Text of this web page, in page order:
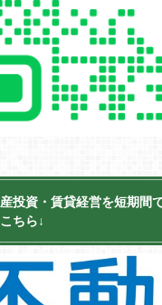
投資・賃貸経営を短期間
ちら↓